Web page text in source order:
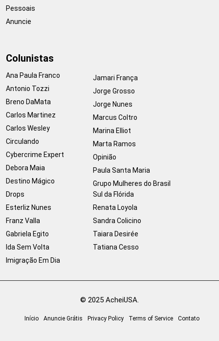
Pessoais
Anuncie
Colunistas
Ana Paula Franco
Antonio Tozzi
Breno DaMata
Carlos Martinez
Carlos Wesley
Circulando
Cybercrime Expert
Debora Maia
Destino Mágico
Drops
Esterliz Nunes
Franz Valla
Gabriela Egito
Ida Sem Volta
Imigração Em Dia
Jamari França
Jorge Grosso
Jorge Nunes
Marcus Coltro
Marina Elliot
Marta Ramos
Opinião
Paula Santa Maria
Grupo Mulheres do Brasil
Sul da Flórida
Renata Loyola
Sandra Colicino
Taiara Desirée
Tatiana Cesso
© 2025 AcheiUSA.
Início Anuncie Grátis Privacy Policy Terms of Service Contato